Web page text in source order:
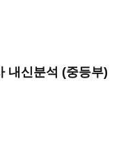
내신분석 (중등부)